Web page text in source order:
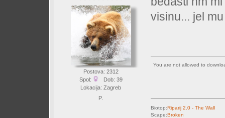
Postova: 2312
Spol:
Dob: 39
Lokacija: Zagreb
P.
visinu... jel
You are not allowed to
Biotop:Riparij 2.0 - The Wall
Scape:Broken